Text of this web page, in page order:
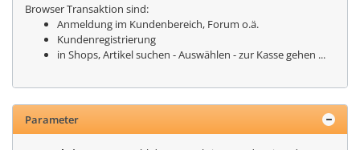
Browser Transaktion sind:
Anmeldung im Kundenbereich, Forum o.ä.
Kundenregistrierung
in Shops, Artikel suchen - Auswählen - zur Kasse gehen ...
Parameter